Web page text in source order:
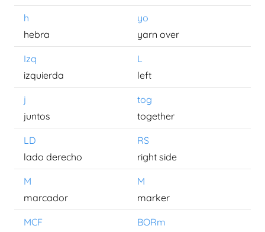
h
yo
hebra
yarn over
Izq
L
izquierda
left
j
tog
juntos
together
LD
RS
lado derecho
right side
M
M
marcador
marker
MCF
BORm